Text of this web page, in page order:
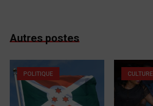
Autres postes
POLITIQUE CULTURE